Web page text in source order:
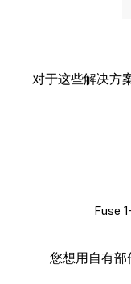
对于这些解决方
Fuse
您想用自有部